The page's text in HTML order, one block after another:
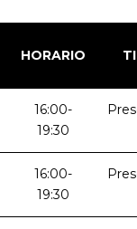
HORARIO
16:00-
19:30
16:00-
19:30